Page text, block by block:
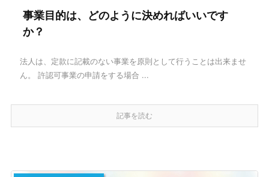
事業目的は、どのように決めればいいです
か？
法人は、定款に記載のない事業を原則として行うことは出来ませ
ん。 許認可事業の申請をする場合 ...
記事を読む